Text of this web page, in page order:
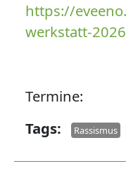
https://
werkstatt-2026
Termine:
Tags Rassismus